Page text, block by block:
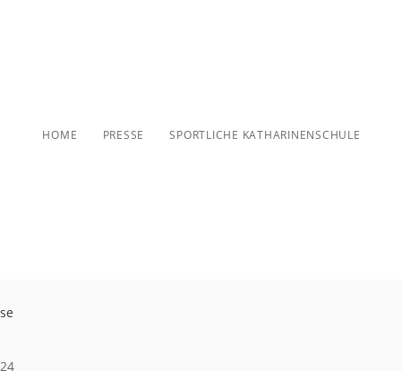
HOME PRESSE SPORTLICHE KATHARINENSCHULE